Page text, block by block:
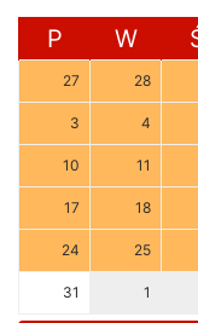
P W
27 28
3 4
10 11
17 18
24 25
31 1